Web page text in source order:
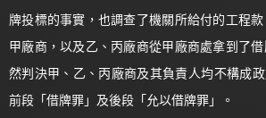
牌投標的事實，也調查了機關所給付的工程
甲廠商，以及乙、丙廠商從甲廠商處拿到了
然判決甲、乙、丙廠商及其負責人均不構成
前段「借牌罪」及後段「允以借牌罪」。